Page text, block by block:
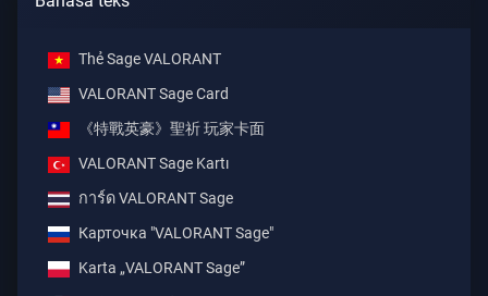
Thẻ Sage VALORANT
VALORANT Sage Card
《特戰英豪》聖祈 玩家卡面
VALORANT Sage Kartı
การ์ด VALORANT Sage
Карточка "VALORANT Sage"
Karta „VALORANT Sage”